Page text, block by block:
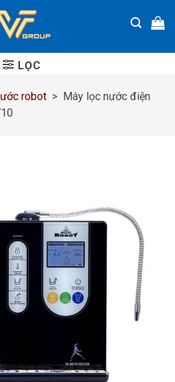
LỌC
robot > Máy lọc nước điện